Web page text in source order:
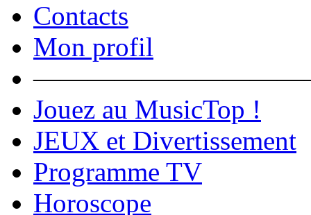
Contacts
Mon profil
Jouez au MusicTop !
JEUX et Divertissement
Programme TV
Horoscope